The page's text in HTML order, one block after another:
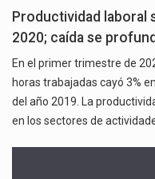
Productividad laboral
2020; caída se
En el primer trimestre de
horas trabajadas cayó 3%
del año 2019. La
en los sectores de